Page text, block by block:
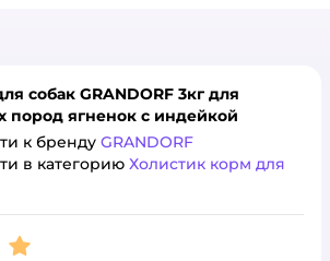
собак GRANDORF 3кг для
пород ягненок с индейкой
к бренду GRANDORF
в категорию Холистик корм для